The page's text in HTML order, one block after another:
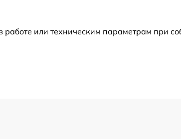
или техническим параметрам при